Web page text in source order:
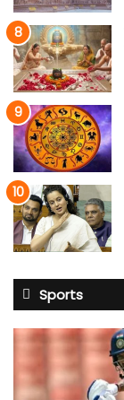
Sports
साई
श्रीलंका